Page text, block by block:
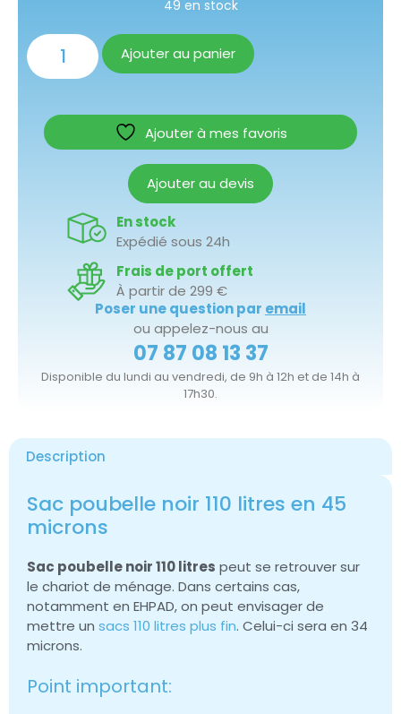
49 en stock
Ajouter au panier
Ajouter à mes favoris
Ajouter au devis
En stock
Expédié sous 24h
Frais de port offert
À partir de 299 €
Poser une question par email
ou appelez-nous au
07 87 08 13 37
Disponible du lundi au vendredi, de 9h à 12h et de 14h à
17h30.
Description
Sac poubelle noir 110 litres en 45
microns
Sac poubelle noir 110 litres peut se retrouver sur
le chariot de ménage. Dans certains cas,
notamment en EHPAD, on peut envisager de
mettre un sacs 110 litres plus fin. Celui-ci sera en 34
microns.
Point important: